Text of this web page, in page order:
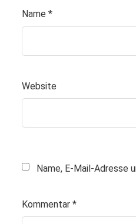
Name *
Website
Name, E-Mail-Adresse
Kommentar *